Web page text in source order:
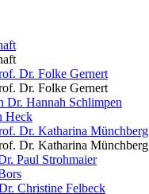
Dr. Folke Gernert
Dr. Folke Gernert
Dr. Hannah Schlimpen
Heck
Dr. Katharina Münchberg
Dr. Katharina Münchberg
Paul Strohmaier
Christine Felbeck